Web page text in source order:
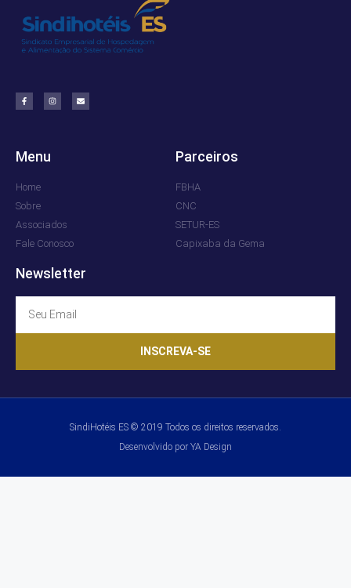
Menu
Home
Sobre
Associados
Fale Conosco
Parceiros
FBHA
CNC
SETUR-ES
Capixaba da Gema
Newsletter
INSCREVA-SE
SindiHotéis ES © 2019 Todos os direitos reservados.
Desenvolvido por YA Design